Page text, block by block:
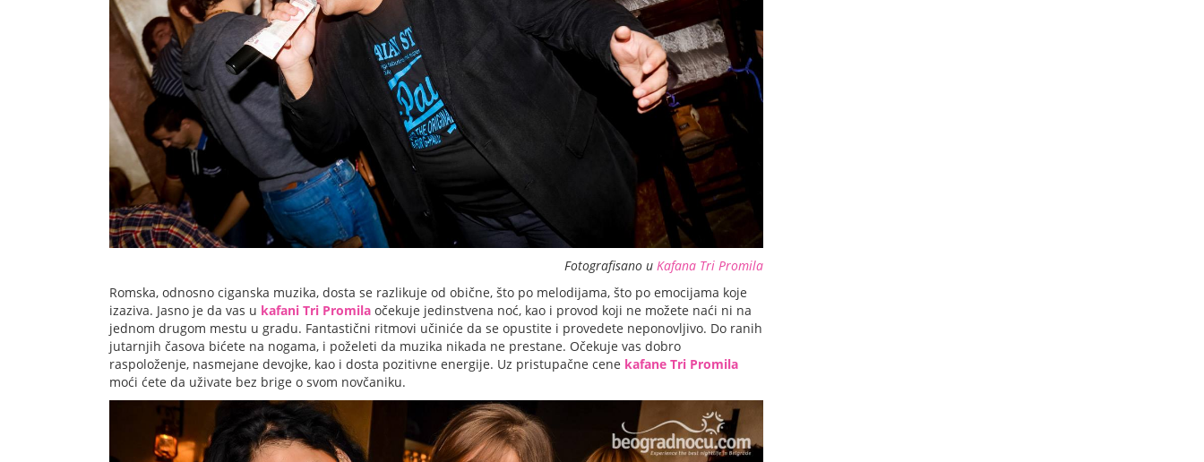
Fotografisano u Kafana Tri Promila
Romska, odnosno ciganska muzika, dosta se razlikuje od obične, što po melodijama, što po emocijama koje
izaziva. Jasno je da vas u kafani Tri Promila očekuje jedinstvena noć, kao i provod koji ne možete naći ni na
jednom drugom mestu u gradu. Fantastični ritmovi učiniće da se opustite i provedete neponovljivo. Do ranih
jutarnjih časova bićete na nogama, i poželeti da muzika nikada ne prestane. Očekuje vas dobro
raspoloženje, nasmejane devojke, kao i dosta pozitivne energije. Uz pristupačne cene kafane Tri Promila
moći ćete da uživate bez brige o svom novčaniku.